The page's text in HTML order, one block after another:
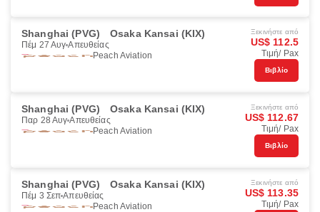
Shanghai (PVG) Osaka Kansai (KIX)
Πέμ 27 Αυγ Απευθείας
Peach Aviation
Ξεκινήστε από
US$ 112.5
Τιμή/ Pax
Βιβλίο
Shanghai (PVG) Osaka Kansai (KIX)
Παρ 28 Αυγ Απευθείας
Peach Aviation
Ξεκινήστε από
US$ 112.67
Τιμή/ Pax
Βιβλίο
Shanghai (PVG) Osaka Kansai (KIX)
Πέμ 3 Σεπ Απευθείας
Peach Aviation
Ξεκινήστε από
US$ 113.35
Τιμή/ Pax